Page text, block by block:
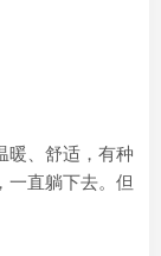
暖、舒适，有种
一直躺下去。但